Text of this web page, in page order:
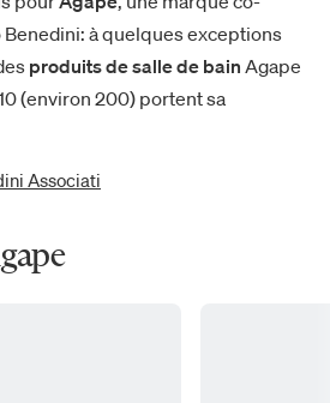
à quelques exceptions
produits de salle de bain Agape
(environ 200) portent sa
Associati